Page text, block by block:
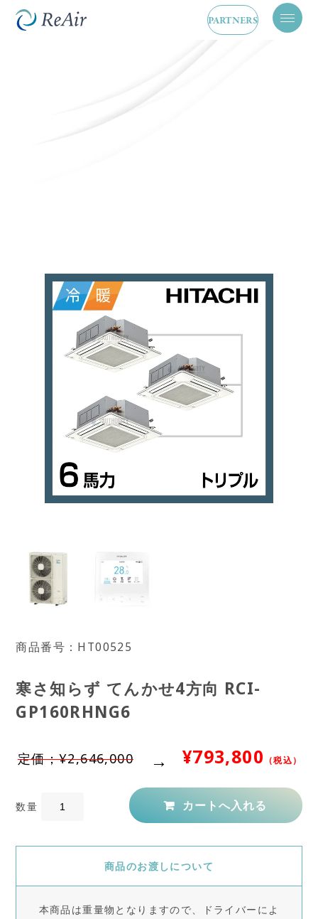
PARTNERS
メ
ニ
商品番号：HT00525
寒さ知らず てんかせ4方向 RCI-
GP160RHNG6
定価；¥2,646,000 ¥793,800 （税込）
数量
商品のお渡しについて
本商品は重量物となりますので、ドライバーによ